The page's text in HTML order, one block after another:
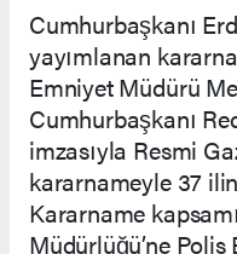
Cumhurbaşkanı
yayımlanan
Emniyet Müdürü
Cumhurbaşkanı
imzasıyla Resmi
kararnameyle 37
Kararname
Müdürlüğü’ne